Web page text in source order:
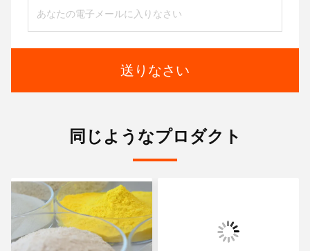
送りなさい
同じようなプロダクト